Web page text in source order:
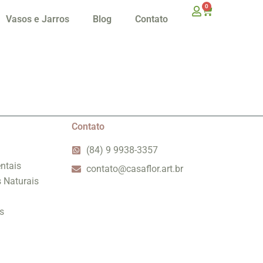
Vasos e Jarros Blog Contato
0
Naturais
Contato
(84) 9 9938-3357
contato@casaflor.art.br